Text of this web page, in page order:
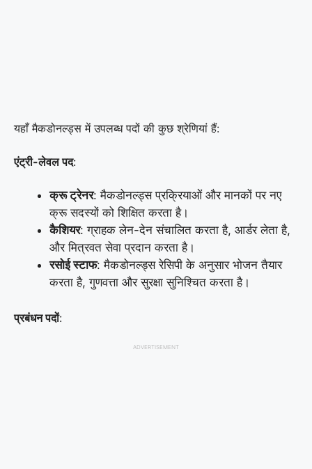
यहाँ मैकडोनल्ड्स में उपलब्ध पदों की कुछ श्रेणियां हैं:
एंट्री-लेवल पद:
क्रू ट्रेनर: मैकडोनल्ड्स प्रक्रियाओं और मानकों पर नए
क्रू सदस्यों को शिक्षित करता है।
कैशियर: ग्राहक लेन-देन संचालित करता है, आर्डर लेता है,
और मित्रवत सेवा प्रदान करता है।
रसोई स्टाफ: मैकडोनल्ड्स रेसिपी के अनुसार भोजन तैयार
करता है, गुणवत्ता और सुरक्षा सुनिश्चित करता है।
प्रबंधन पदों:
ADVERTISEMENT